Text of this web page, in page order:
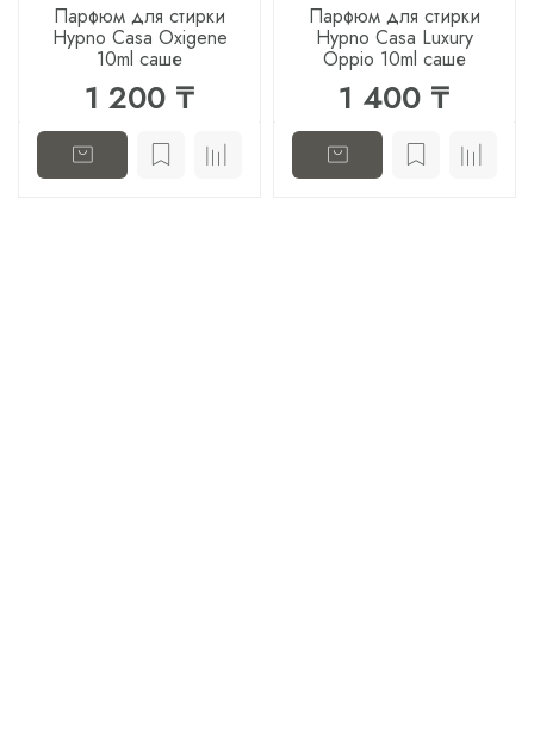
Парфюм для стирки
Hypno Casa Oxigene
10ml саше
1 200 ₸
Парфюм для стирки
Hypno Casa Luxury
Oppio 10ml саше
1 400 ₸